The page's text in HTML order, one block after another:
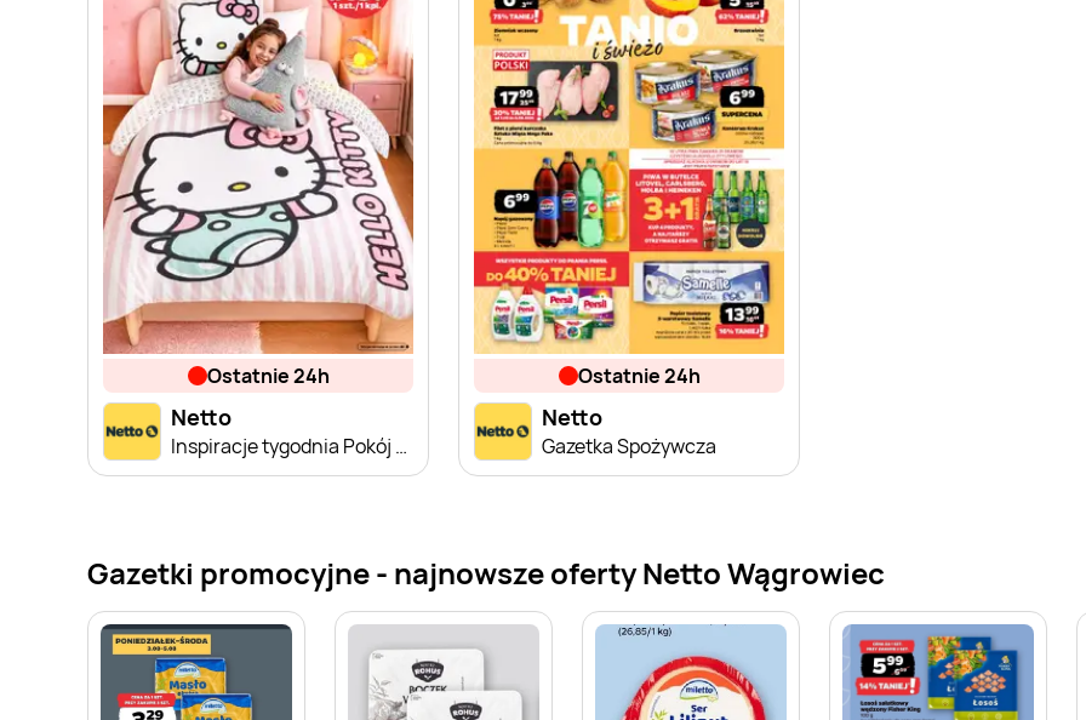
ostatnie 24h
Netto
Inspiracje tygodnia Pokój Dziecka
ostatnie 24h
Netto
Gazetka Spożywcza
Gazetki promocyjne - najnowsze oferty Netto Wągrowiec